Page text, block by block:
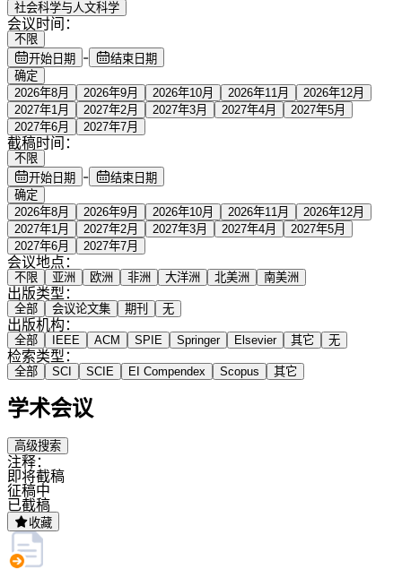
社会科学与人文科学
会议时间：
不限
开始日期
-
结束日期
确定
2026年8月
2026年9月 2026年10月 2026年11月
2026年12月
2027年1月
2027年2月 2027年3月 2027年4月
2027年5月
2027年6月
2027年7月
截稿时间：
不限
开始日期
-
结束日期
确定
2026年8月
2026年9月 2026年10月 2026年11月
2026年12月
2027年1月
2027年2月 2027年3月 2027年4月
2027年5月
2027年6月
2027年7月
会议地点：
不限 亚洲 欧洲 非洲 大洋洲 北美洲 南美洲
出版类型：
全部 会议论文集 期刊 无
出版机构：
全部 IEEE ACM SPIE Springer Elsevier 其它 无
检索类型：
全部 SCI SCIE EI Compendex Scopus 其它
学术会议
高级搜索
注释：
即将截稿
征稿中
已截稿
收藏